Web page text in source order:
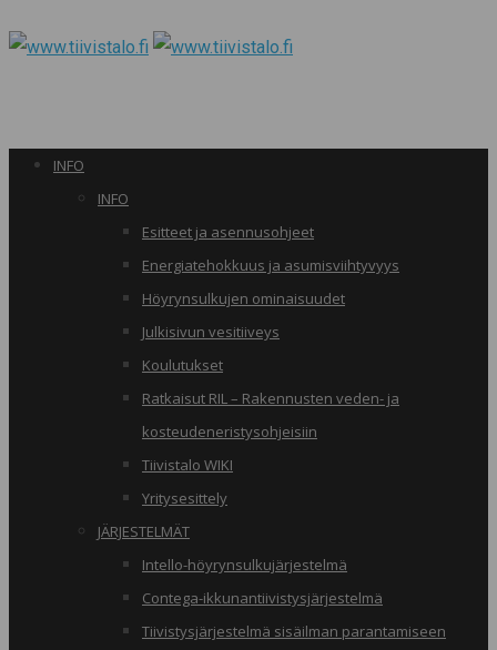
INFO
INFO
Esitteet ja asennusohjeet
Energiatehokkuus ja asumisviihtyvyys
Höyrynsulkujen ominaisuudet
Julkisivun vesitiiveys
Koulutukset
Ratkaisut RIL – Rakennusten veden- ja
kosteudeneristysohjeisiin
Tiivistalo WIKI
Yritysesittely
JÄRJESTELMÄT
Intello-höyrynsulkujärjestelmä
Contega-ikkunantiivistysjärjestelmä
Tiivistysjärjestelmä sisäilman parantamiseen